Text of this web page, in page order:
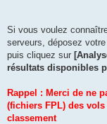
Si vous voulez
serveurs, déposez
puis cliquez sur
résultats disponibles
Rappel : Merci de ne
(fichiers FPL) des
classement